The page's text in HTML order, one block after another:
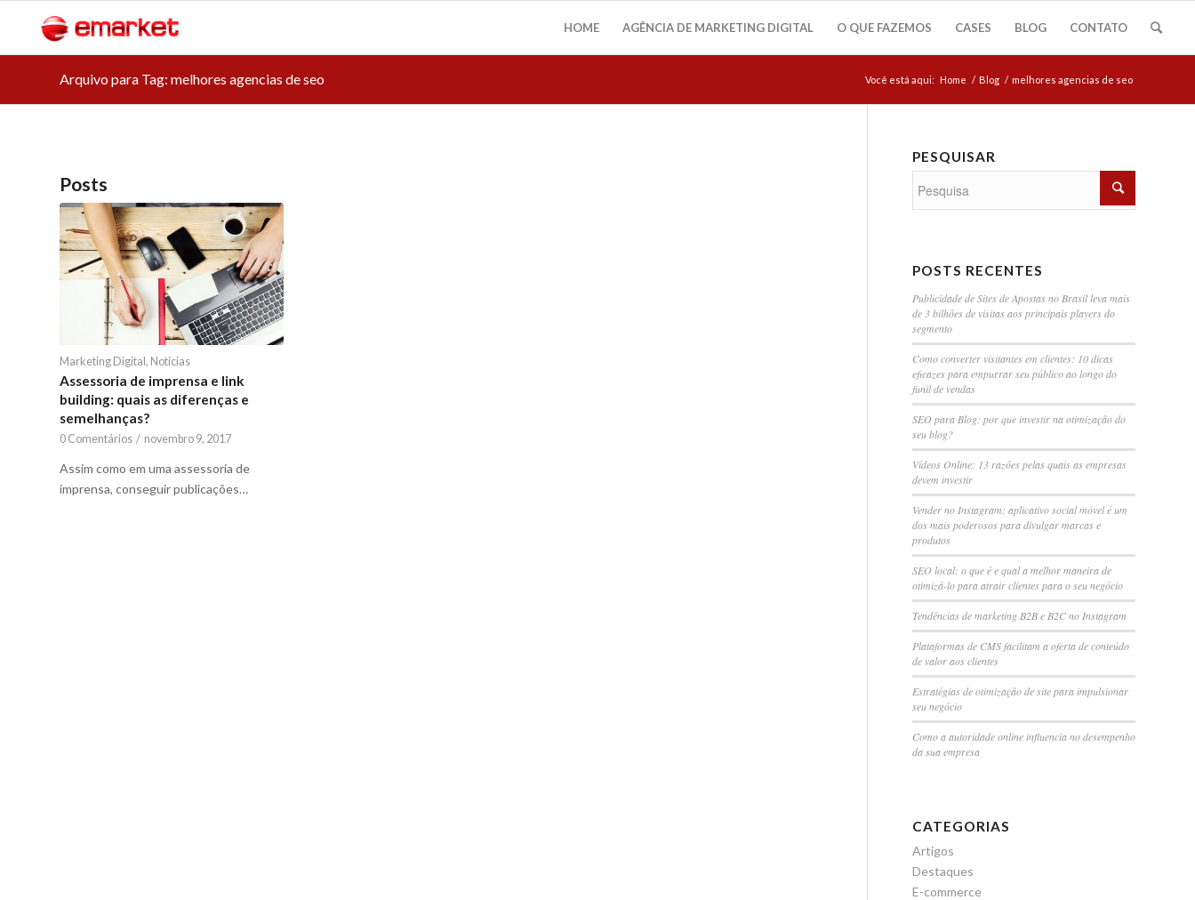
HOME AGÊNCIA DE MARKETING DIGITAL O QUE FAZEMOS CASES BLOG CONTATO
Arquivo para Tag: melhores agencias de seo Você está aqui: Home / Blog / melhores agencias de seo
Posts
Marketing Digital , Notícias
Assessoria de imprensa e link
building: quais as diferenças e
semelhanças?
0 Comentários / novembro 9, 2017
Assim como em uma assessoria de
imprensa, conseguir publicações…
PESQUISAR
POSTS RECENTES
Publicidade de Sites de Apostas no Brasil leva mais
de 3 bilhões de visitas aos principais players do
segmento
Como converter visitantes em clientes: 10 dicas
eficazes para empurrar seu público ao longo do
funil de vendas
SEO para Blog: por que investir na otimização do
seu blog?
Vídeos Online: 13 razões pelas quais as empresas
devem investir
Vender no Instagram: aplicativo social móvel é um
dos mais poderosos para divulgar marcas e
produtos
SEO local: o que é e qual a melhor maneira de
otimizá-lo para atrair clientes para o seu negócio
Tendências de marketing B2B e B2C no Instagram
Plataformas de CMS facilitam a oferta de conteúdo
de valor aos clientes
Estratégias de otimização de site para impulsionar
seu negócio
Como a autoridade online influencia no desempenho
da sua empresa
CATEGORIAS
Artigos
Destaques
E-commerce